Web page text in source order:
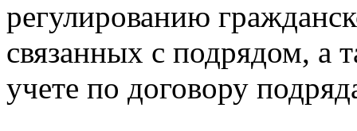
регулированию
связанных с подрядом, а
учете по договору